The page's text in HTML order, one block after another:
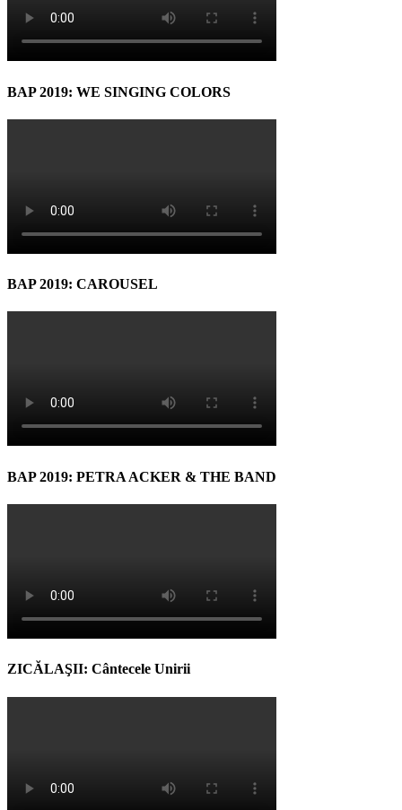
BAP 2019: WE SINGING COLORS
BAP 2019: CAROUSEL
BAP 2019: PETRA ACKER & THE BAND
ZICĂLAŞII: Cântecele Unirii